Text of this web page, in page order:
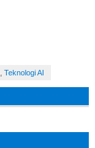
Teknologi AI